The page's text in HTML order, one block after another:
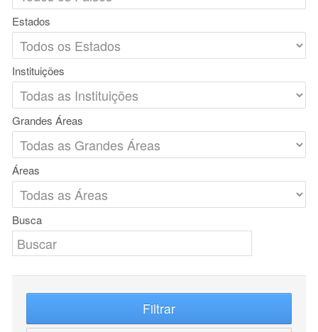
Estados
Instituições
Grandes Áreas
Áreas
Busca
Filtrar